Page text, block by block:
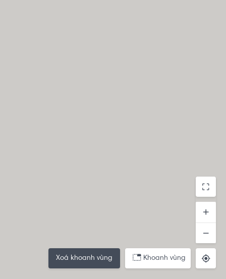
Xoá khoanh vùng Khoanh vùng